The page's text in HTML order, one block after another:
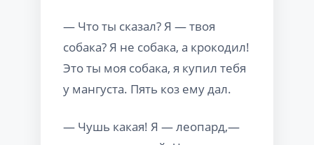
— Что ты сказал? Я — твоя
собака? Я не собака, а крокодил!
Это ты моя собака, я купил тебя
у мангуста. Пять коз ему дал.
— Чушь какая! Я — леопард,—